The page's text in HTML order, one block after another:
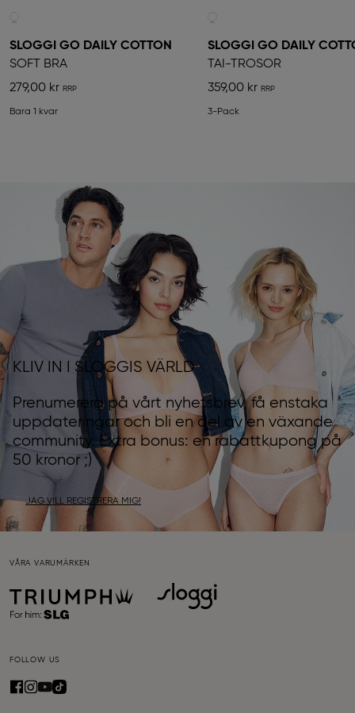
SLOGGI GO DAILY COTTON
SOFT BRA
279,00 kr
Bara 1 kvar
SLOGGI GO DAILY
TAI-TROSOR
359,00 kr
3-Pack
KLIV IN I SLOGGIS VÄRLD
Prenumerera på vårt nyhetsbrev, få enstaka
uppdateringar och bli en del av en växande
community. Extra bonus: en rabattkupong på
50 kronor ;)
JAG VILL REGISTRERA MIG!
VÅRA VARUMÄRKEN
FOLLOW US